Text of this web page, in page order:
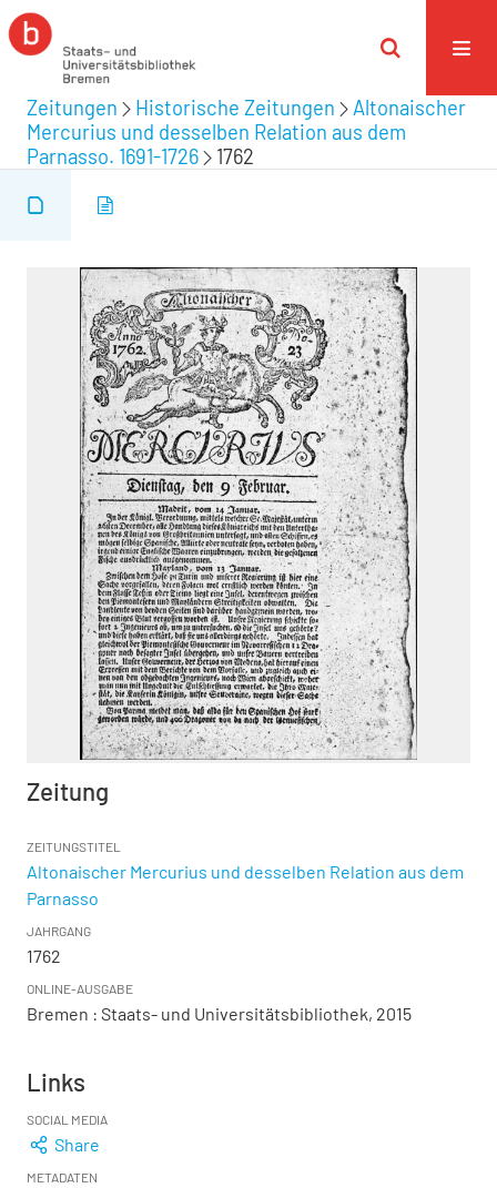
Zeitungen Historische Zeitungen
Altonaischer
Mercurius und desselben Relation aus dem
Parnasso. 1691-1726
1762
Zeitung
ZEITUNGSTITEL
Altonaischer Mercurius und desselben Relation aus dem
Parnasso
JAHRGANG
1762
ONLINE-AUSGABE
Bremen : Staats- und Universitätsbibliothek, 2015
Links
SOCIAL MEDIA
Share
METADATEN